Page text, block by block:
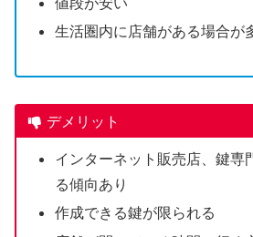
生活圏内に店舗がある場合が
デメリット
インターネット販売店、鍵専
る傾向あり
作成できる鍵が限られる